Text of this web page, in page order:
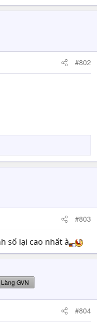
#802
#803
số lại cao nhất à
GVN
#804